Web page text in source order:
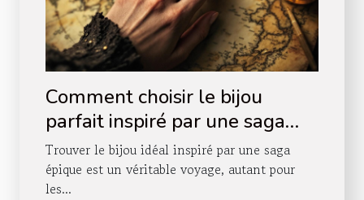
Comment choisir le bijou
parfait inspiré par une saga
épique ?
Trouver le bijou idéal inspiré par une saga
épique est un véritable voyage, autant pour
les...